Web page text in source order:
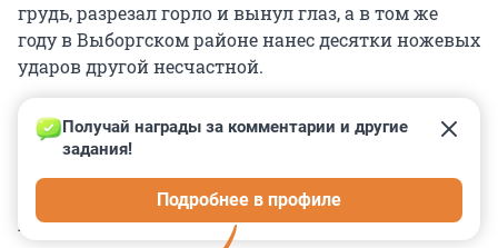
грудь, разрезал горло и вынул глаз, а в том же
году в Выборгском районе нанес десятки ножевых
ударов другой несчастной.
КОММЕНТАРИИ 7
Получай награды за комментарии и другие
задания!
Подробнее в профиле